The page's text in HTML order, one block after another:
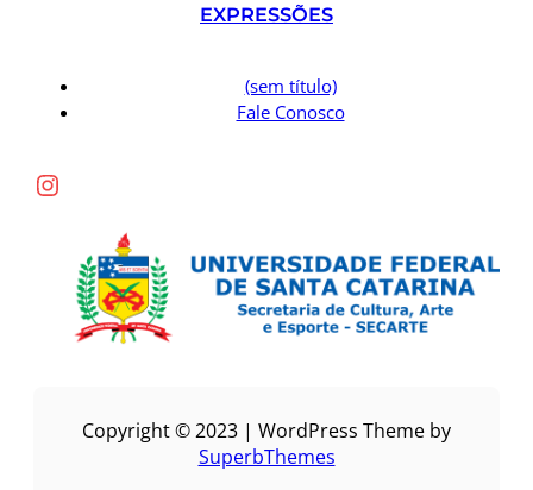
EXPRESSÕES
(sem título)
Fale Conosco
Instagram
Copyright © 2023 | WordPress Theme by
SuperbThemes